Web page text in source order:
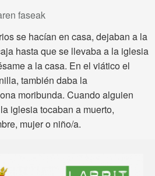
faseak
se hacían en casa, dejaban a la
hasta que se llevaba a la iglesia
a la casa. En el viático el
también daba la
moribunda. Cuando alguien
iglesia tocaban a muerto,
mujer o niño/a.